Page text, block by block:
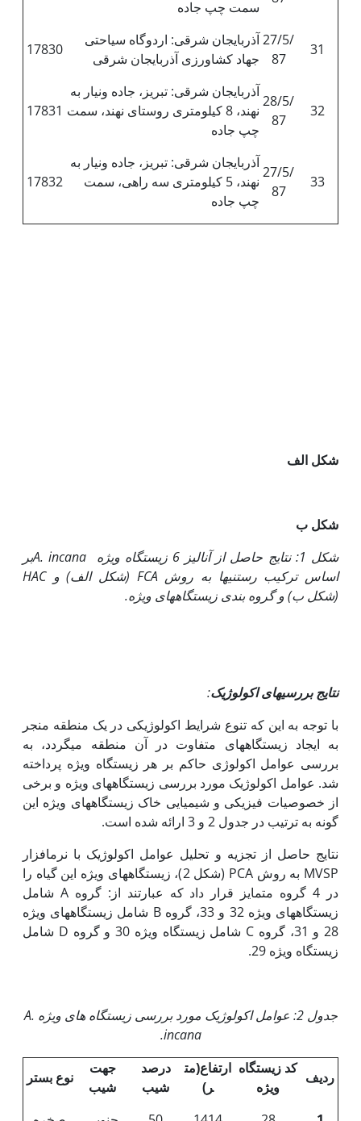
سمت چپ جاده
31
27/5/
87
آذربایجان شرقی: اردوگاه سیاحتی
جهاد کشاورزی آذربایجان شرقی
17830
32
28/5/
87
آذربایجان شرقی: تبریز، جاده ونیار به
نهند، 8 کیلومتری روستای نهند، سمت
چپ جاده
17831
33
27/5/
87
آذربایجان شرقی: تبریز، جاده ونیار به
نهند، 5 کیلومتری سه راهی، سمت
چپ جاده
17832
شکل الف
شکل ب
شکل 1: نتایج حاصل از آنالیز 6 زیستگاه ویژه
­بر
اساس ترکیب رستنی­ها به روشFCA (شکل الف) وHAC
(شکل ب) و گروه بندی زیستگاه­های ویژه.
نتایج بررسی­های اکولوژیک:
با توجه به این که تنوع شرایط اکولوژیکی در یک منطقه منجر
به ایجاد زیستگاه­های متفاوت در آن منطقه می­گردد، به
بررسی عوامل اکولوژی حاکم بر هر زیستگاه ویژه پرداخته
شد. عوامل اکولوژیک مورد بررسی زیستگاه­های ویژه و برخی
از خصوصیات فیزیکی و شیمیایی خاک زیستگاه­های ویژه این
گونه به ترتیب در جدول 2 و 3 ارائه شده است.
نتایج حاصل از تجزیه و تحلیل عوامل اکولوژیک با نرم­افزار
MVSP به روش PCA (شکل 2)، زیستگاه­های ویژه این گیاه را
در 4 گروه متمایز قرار داد که عبارتند از: گروه A شامل
زیستگاه­های ویژه 32 و 33، گروه B شامل زیستگاه­های ویژه
28 و 31، گروه C شامل زیستگاه­ ویژه 30 و گروه D شامل
زیستگاه ویژه 29.
جدول 2: عوامل اکولوژیک مورد بررسی زیستگاه های ویژه
A.
incana
.
ردیف
کد زیستگاه
ویژه
ارتفاع(مت
ر)
درصد
شیب
جهت
شیب
نوع بستر